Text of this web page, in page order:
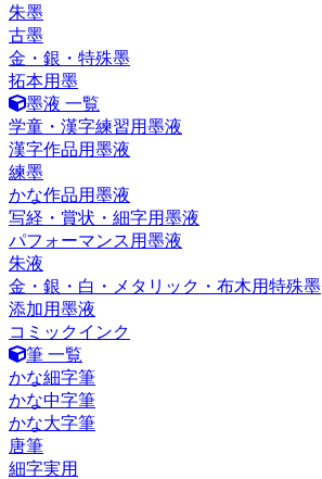
朱墨
古墨
金・銀・特殊墨
拓本用墨
墨液 一覧
学童・漢字練習用墨液
漢字作品用墨液
練墨
かな作品用墨液
写経・賞状・細字用墨液
パフォーマンス用墨液
朱液
金・銀・白・メタリック・布木用特殊墨
添加用墨液
コミックインク
筆 一覧
かな細字筆
かな中字筆
かな大字筆
唐筆
細字実用